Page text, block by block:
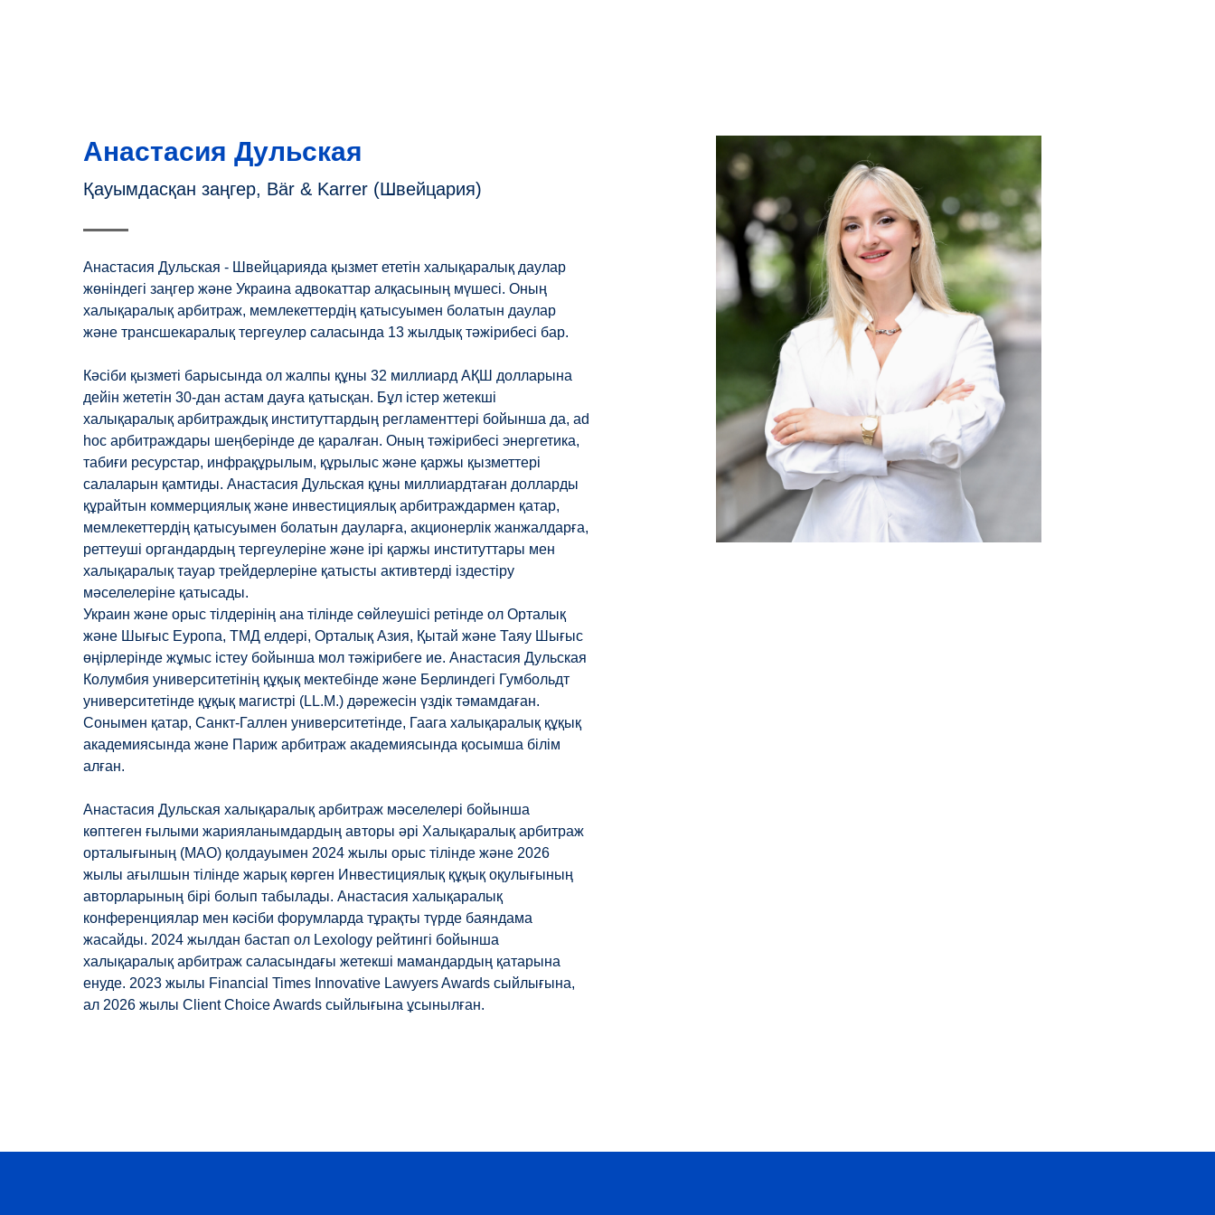
Анастасия Дульская
Қауымдасқан заңгер, Bär & Karrer (Швейцария)
Анастасия Дульская - Швейцарияда қызмет ететін халықаралық даулар
жөніндегі заңгер және Украина адвокаттар алқасының мүшесі. Оның
халықаралық арбитраж, мемлекеттердің қатысуымен болатын даулар
және трансшекаралық тергеулер саласында 13 жылдық тәжірибесі бар.
Кәсіби қызметі барысында ол жалпы құны 32 миллиард АҚШ долларына
дейін жететін 30-дан астам дауға қатысқан. Бұл істер жетекші
халықаралық арбитраждық институттардың регламенттері бойынша да, ad
hoc арбитраждары шеңберінде де қаралған. Оның тәжірибесі энергетика,
табиғи ресурстар, инфрақұрылым, құрылыс және қаржы қызметтері
салаларын қамтиды. Анастасия Дульская құны миллиардтаған долларды
құрайтын коммерциялық және инвестициялық арбитраждармен қатар,
мемлекеттердің қатысуымен болатын дауларға, акционерлік жанжалдарға,
реттеуші органдардың тергеулеріне және ірі қаржы институттары мен
халықаралық тауар трейдерлеріне қатысты активтерді іздестіру
мәселелеріне қатысады.
Украин және орыс тілдерінің ана тілінде сөйлеушісі ретінде ол Орталық
және Шығыс Еуропа, ТМД елдері, Орталық Азия, Қытай және Таяу Шығыс
өңірлерінде жұмыс істеу бойынша мол тәжірибеге ие. Анастасия Дульская
Колумбия университетінің құқық мектебінде және Берлиндегі Гумбольдт
университетінде құқық магистрі (LL.M.) дәрежесін үздік тәмамдаған.
Сонымен қатар, Санкт-Галлен университетінде, Гаага халықаралық құқық
академиясында және Париж арбитраж академиясында қосымша білім
алған.
Анастасия Дульская халықаралық арбитраж мәселелері бойынша
көптеген ғылыми жарияланымдардың авторы әрі Халықаралық арбитраж
орталығының (МАО) қолдауымен 2024 жылы орыс тілінде және 2026
жылы ағылшын тілінде жарық көрген Инвестициялық құқық оқулығының
авторларының бірі болып табылады. Анастасия халықаралық
конференциялар мен кәсіби форумларда тұрақты түрде баяндама
жасайды. 2024 жылдан бастап ол Lexology рейтингі бойынша
халықаралық арбитраж саласындағы жетекші мамандардың қатарына
енуде. 2023 жылы Financial Times Innovative Lawyers Awards сыйлығына,
ал 2026 жылы Client Choice Awards сыйлығына ұсынылған.